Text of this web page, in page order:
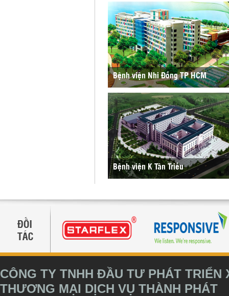
Bệnh viện Nhi Đồng TP HCM
Bệnh viện K Tân Triều
CÔNG TY TNHH ĐẦU TƯ PHÁT TRIỂN
THƯƠNG MẠI DỊCH VỤ THÀNH PHÁT